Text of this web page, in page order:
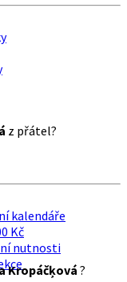
kalendáře
Kč
nutnosti
z přátel?
Kropáčķová ?